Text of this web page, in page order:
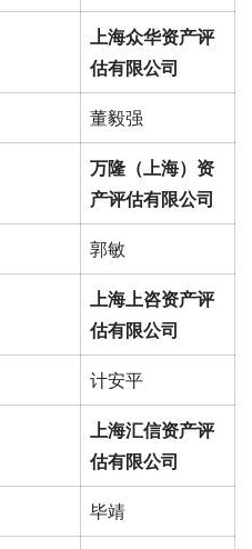
上海众华资产评
估有限公司
董毅强
万隆（上海）资
产评估有限公司
郭敏
上海上咨资产评
估有限公司
计安平
上海汇信资产评
估有限公司
毕靖